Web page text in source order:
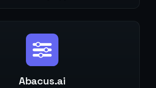
Abacus.ai